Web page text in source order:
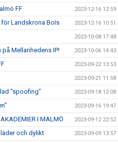
FF 2023-12-16 12:59
Landskrona BoIs 2023-12-16 10:51
2023-10-08 17:48
Mellanhedens IP! 2023-10-06 14:43
2023-09-22 13:53
2023-09-21 11:58
”spoofing” 2023-09-18 12:08
2023-09-16 19:47
I MALMÖ 2023-09-12 22:52
och dylikt 2023-09-09 13:57